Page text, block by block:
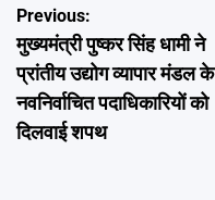
Post
navigation
Previous:
मुख्यमंत्री पुष्कर सिंह धामी ने
प्रांतीय उद्योग व्यापार मंडल के
नवनिर्वाचित पदाधिकारियों को
दिलवाई शपथ